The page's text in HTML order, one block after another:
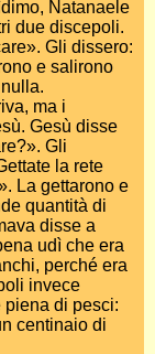
Natanaele
due discepoli.
Gli dissero:
e salirono
ma i
Gesù disse
Gli
la rete
La gettarono e
quantità di
disse a
udì che era
perché era
invece
piena di pesci:
centinaio di